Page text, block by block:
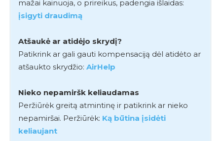
mažai kainuoja, o prireikus, padengia išlaidas:
įsigyti draudimą
Atšaukė ar atidėjo skrydį?
Patikrink ar gali gauti kompensaciją dėl atidėto ar
atšaukto skrydžio: AirHelp
Nieko nepamiršk keliaudamas
Peržiūrėk greitą atmintinę ir patikrink ar nieko
nepamiršai. Peržiūrėk: Ką būtina įsidėti
keliaujant